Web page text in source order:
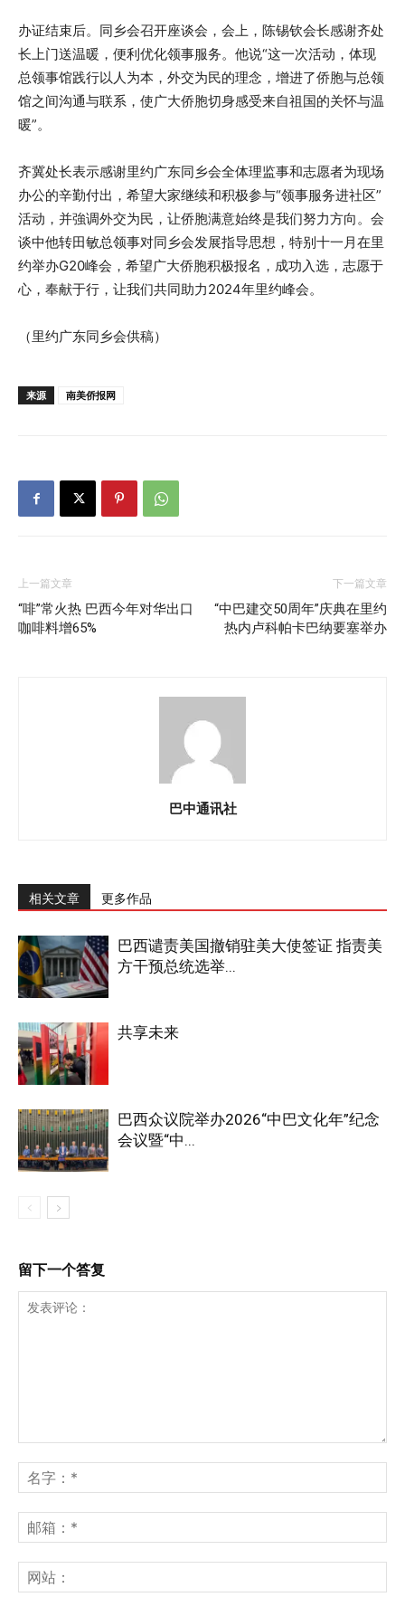
办证结束后。同乡会召开座谈会，会上，陈锡钦会长感谢齐处
长上门送温暖，便利优化领事服务。他说“这一次活动，体现
总领事馆践行以人为本，外交为民的理念，增进了侨胞与总领
馆之间沟通与联系，使广大侨胞切身感受来自祖国的关怀与温
暖”。
齐冀处长表示感谢里约广东同乡会全体理监事和志愿者为现场
办公的辛勤付出，希望大家继续和积极参与“领事服务进社区”
活动，并強调外交为民，让侨胞满意始终是我们努力方向。会
谈中他转田敏总领事对同乡会发展指导思想，特别十一月在里
约举办G20峰会，希望广大侨胞积极报名，成功入选，志愿于
心，奉献于行，让我们共同助力2024年里约峰会。
（里约广东同乡会供稿）
来源 南美侨报网
上一篇文章
“啡”常火热 巴西今年对华出口
咖啡料增65%
下一篇文章
“中巴建交50周年”庆典在里约
热内卢科帕卡巴纳要塞举办
巴中通讯社
相关文章 更多作品
巴西谴责美国撤销驻美大使签证 指责美
方干预总统选举...
共享未来
巴西众议院举办2026“中巴文化年”纪念
会议暨“中...
留下一个答复